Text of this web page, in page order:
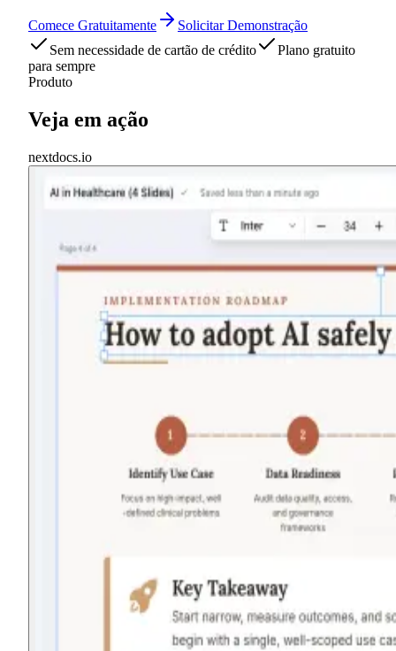
Comece Gratuitamente
Solicitar Demonstração
Sem necessidade de cartão de crédito
Plano gratuito
para sempre
Produto
Veja em ação
nextdocs.io